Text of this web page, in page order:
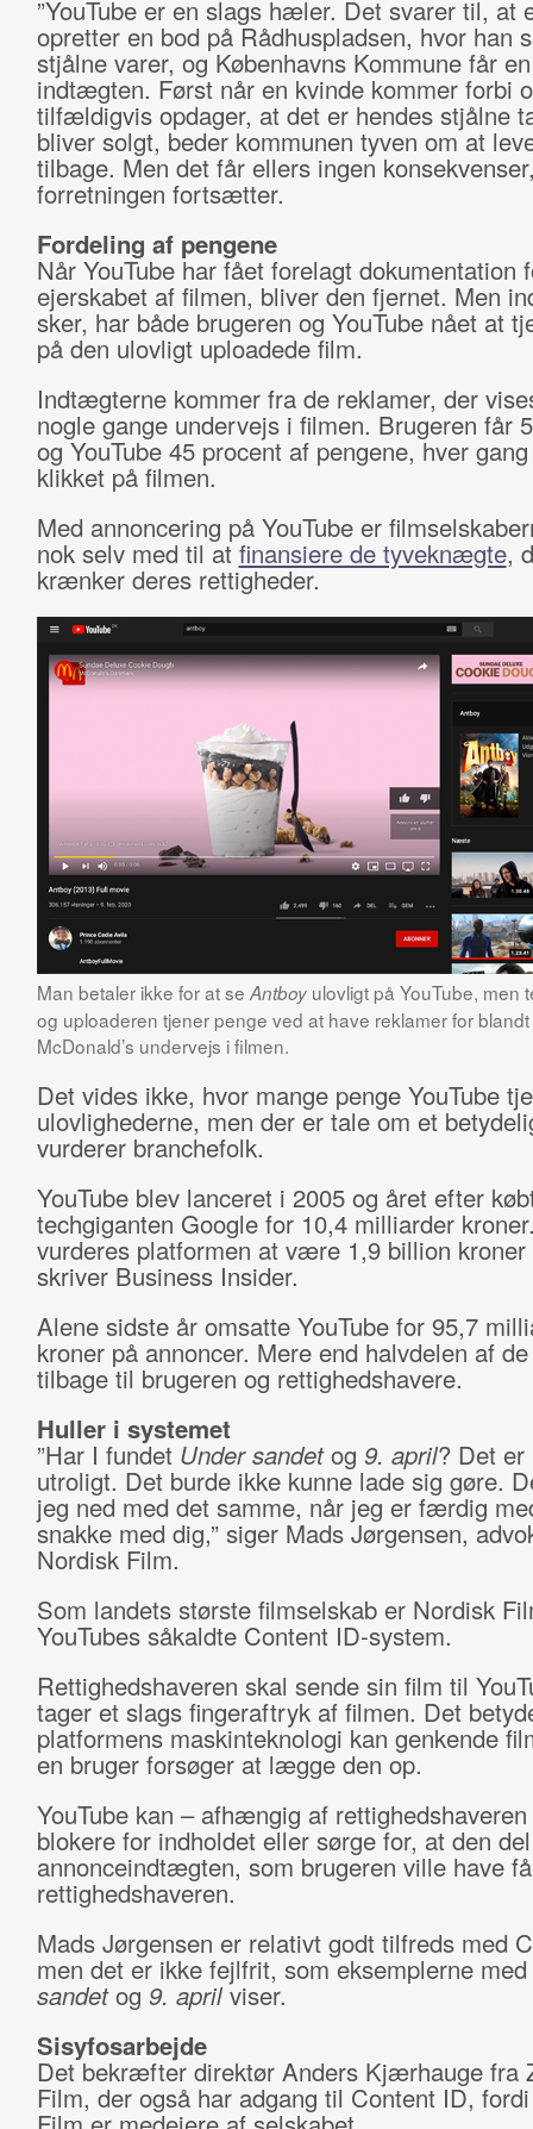
”YouTube er en slags hæler. Det svarer til, at
opretter en bod på Rådhuspladsen, hvor han
stjålne varer, og Københavns Kommune får
indtægten. Først når en kvinde kommer forbi
tilfældigvis opdager, at det er hendes stjålne
bliver solgt, beder kommunen tyven om at
tilbage. Men det får ellers ingen
forretningen fortsætter.
Fordeling af pengene
Når YouTube har fået forelagt dokumentation
ejerskabet af filmen, bliver den fjernet. Men
sker, har både brugeren og YouTube nået at
på den ulovligt uploadede film.
Indtægterne kommer fra de reklamer, der
nogle gange undervejs i filmen. Brugeren får
og YouTube 45 procent af pengene, hver
klikket på filmen.
Med annoncering på YouTube er
nok selv med til at finansiere de tyveknægte,
krænker deres rettigheder.
Man betaler ikke for at se Antboyulovligt på YouTube, men
og uploaderen tjener penge ved at have reklamer for
McDonald’s undervejs i filmen.
Det vides ikke, hvor mange penge YouTube
ulovlighederne, men der er tale om et
vurderer branchefolk.
YouTube blev lanceret i 2005 og året efter
techgiganten Google for 10,4 milliarder
vurderes platformen at være 1,9 billion
skriver Business Insider.
Alene sidste år omsatte YouTube for 95,7
kroner på annoncer. Mere end halvdelen af
tilbage til brugeren og rettighedshavere.
Huller i systemet
”Har I fundet Under sandetog 9. april? Det er
utroligt. Det burde ikke kunne lade sig gøre.
jeg ned med det samme, når jeg er færdig
snakke med dig,” siger Mads Jørgensen,
Nordisk Film.
Som landets største filmselskab er Nordisk
YouTubes såkaldte Content ID-system.
Rettighedshaveren skal sende sin film til
tager et slags fingeraftryk af filmen. Det
platformens maskinteknologi kan genkende
en bruger forsøger at lægge den op.
YouTube kan – afhængig af
blokere for indholdet eller sørge for, at den
annonceindtægten, som brugeren ville have
rettighedshaveren.
Mads Jørgensen er relativt godt tilfreds med
men det er ikke fejlfrit, som eksemplerne med
sandetog 9. aprilviser.
Sisyfosarbejde
Det bekræfter direktør Anders Kjærhauge fra
Film, der også har adgang til Content ID,